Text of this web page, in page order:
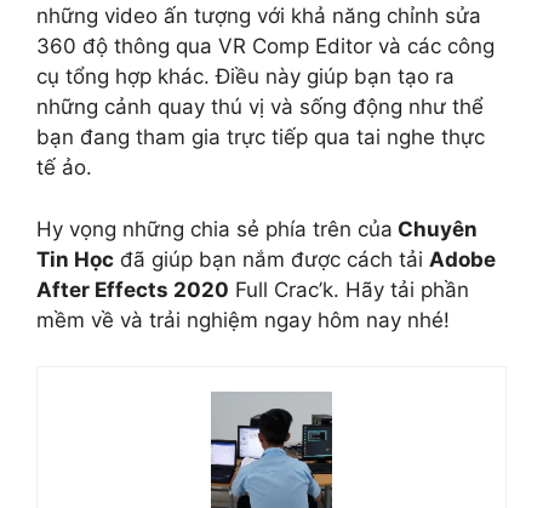
những video ấn tượng với khả năng chỉnh sửa
360 độ thông qua VR Comp Editor và các công
cụ tổng hợp khác. Điều này giúp bạn tạo ra
những cảnh quay thú vị và sống động như thể
bạn đang tham gia trực tiếp qua tai nghe thực
tế ảo.
Hy vọng những chia sẻ phía trên của Chuyên
Tin Học đã giúp bạn nắm được cách tải Adobe
After Effects 2020 Full Crac’k. Hãy tải phần
mềm về và trải nghiệm ngay hôm nay nhé!